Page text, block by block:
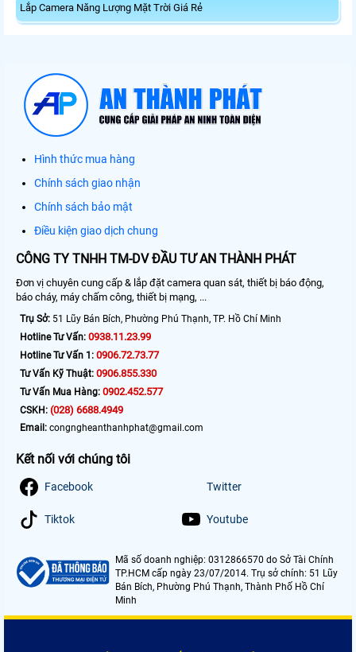
Lắp Camera Năng Lượng Mặt Trời Giá Rẻ
Hình thức mua hàng
Chính sách giao nhận
Chính sách bảo mật
Điều kiện giao dịch chung
CÔNG TY TNHH TM-DV ĐẦU TƯ AN THÀNH PHÁT
Đơn vị chuyên cung cấp & lắp đặt camera quan sát, thiết bị báo động,
báo cháy, máy chấm công, thiết bị mạng, ...
Trụ Sở: 51 Lũy Bán Bích, Phường Phú Thạnh, TP. Hồ Chí Minh
Hotline Tư Vấn: 0938.11.23.99
Hotline Tư Vấn 1: 0906.72.73.77
Tư Vấn Kỹ Thuật: 0906.855.330
Tư Vấn Mua Hàng: 0902.452.577
CSKH: (028) 6688.4949
Email: congngheanthanhphat@gmail.com
Kết nối với chúng tôi
Facebook Twitter
Tiktok Youtube
Mã số doanh nghiệp: 0312866570 do Sở Tài Chính
TP.HCM cấp ngày 23/07/2014. Trụ sở chính: 51 Lũy
Bán Bích, Phường Phú Thạnh, Thành Phố Hồ Chí
Minh